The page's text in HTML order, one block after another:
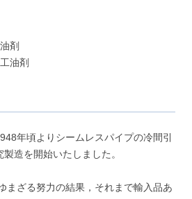
剤
油剤
年頃よりシームレスパイプの冷間引
造を開始いたしました。
まざる努力の結果，それまで輸入品あ